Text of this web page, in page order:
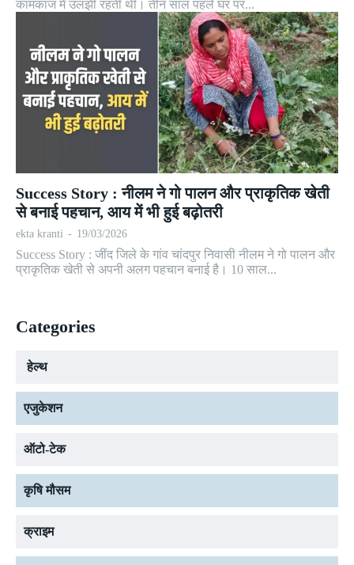
कामकाज में उलझी रहती थी। तीन साल पहले घर पर...
Success Story : नीलम ने गो पालन और प्राकृतिक खेती
से बनाई पहचान, आय में भी हुई बढ़ोतरी
ekta kranti - 19/03/2026
Success Story : जींद जिले के गांव चांदपुर निवासी नीलम ने गो पालन और
प्राकृतिक खेती से अपनी अलग पहचान बनाई है। 10 साल...
Categories
हेल्थ
एजुकेशन
ऑटो-टेक
कृषि मौसम
क्राइम